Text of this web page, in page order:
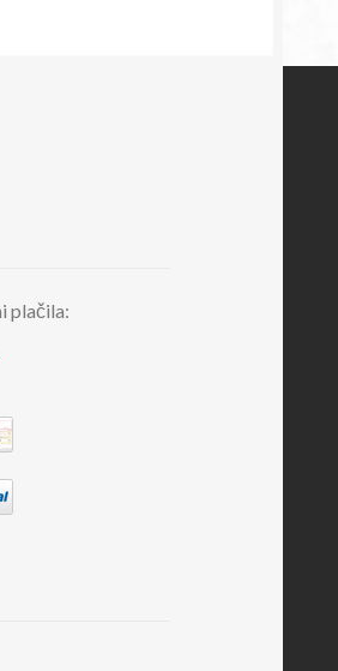
plačila: